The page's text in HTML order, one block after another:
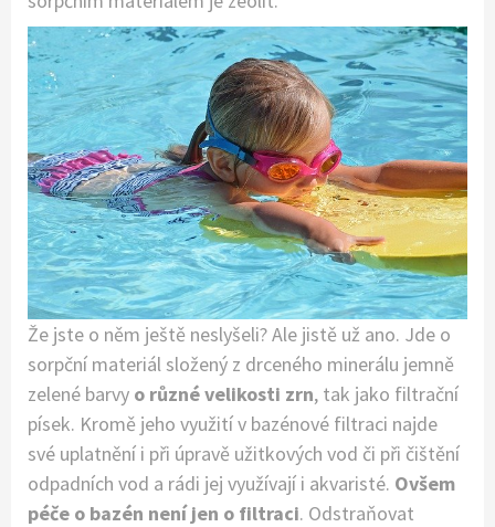
Že jste o něm ještě neslyšeli? Ale jistě už ano. Jde o
sorpční materiál složený z drceného minerálu jemně
zelené barvy o různé velikosti zrn, tak jako filtrační
písek. Kromě jeho využití v bazénové filtraci najde
své uplatnění i při úpravě užitkových vod či při čištění
odpadních vod a rádi jej využívají i akvaristé. Ovšem
péče o bazén není jen o filtraci. Odstraňovat